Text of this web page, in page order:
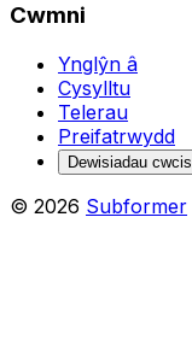
Cwmni
Ynglŷn â
Cysylltu
Telerau
Preifatrwydd
Dewisiadau cwcis
© 2026 Subformer